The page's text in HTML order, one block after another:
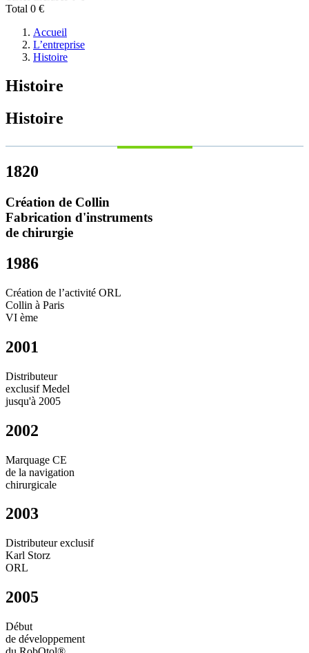
Total 0 €
Accueil
L’entreprise
Histoire
Histoire
Histoire
1820
Création de Collin
Fabrication d'instruments
de chirurgie
1986
Création de l’activité ORL
Collin à Paris
VI ème
2001
Distributeur
exclusif Medel
jusqu'à 2005
2002
Marquage CE
de la navigation
chirurgicale
2003
Distributeur exclusif
Karl Storz
ORL
2005
Début
de développement